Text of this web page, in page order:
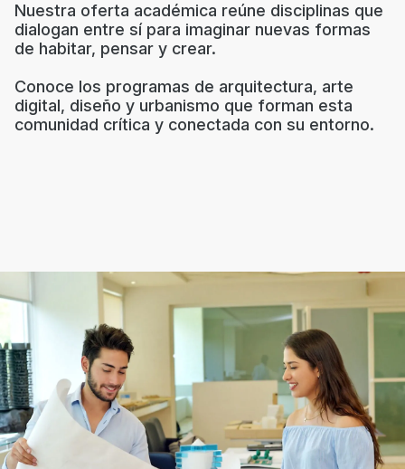
Nuestra oferta académica reúne disciplinas que
dialogan entre sí para imaginar nuevas formas
de habitar, pensar y crear.
Conoce los programas de arquitectura, arte
digital, diseño y urbanismo que forman esta
comunidad crítica y conectada con su entorno.